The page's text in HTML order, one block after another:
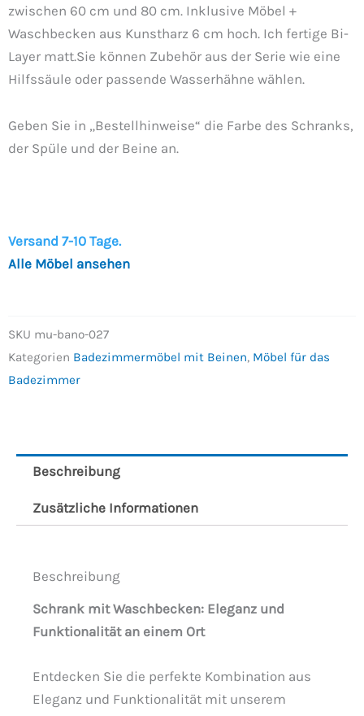
zwischen 60 cm und 80 cm. Inklusive Möbel +
Waschbecken aus Kunstharz 6 cm hoch. Ich fertige Bi-
Layer matt.Sie ​​können Zubehör aus der Serie wie eine
Hilfssäule oder passende Wasserhähne wählen.
Geben Sie in „Bestellhinweise“ die Farbe des Schranks,
der Spüle und der Beine an.
Versand 7-10 Tage.
Alle Möbel ansehen
SKU mu-bano-027
Kategorien Badezimmermöbel mit Beinen, Möbel für das
Badezimmer
Beschreibung
Zusätzliche Informationen
Beschreibung
Schrank mit Waschbecken: Eleganz und
Funktionalität an einem Ort
Entdecken Sie die perfekte Kombination aus
Eleganz und Funktionalität mit unserem